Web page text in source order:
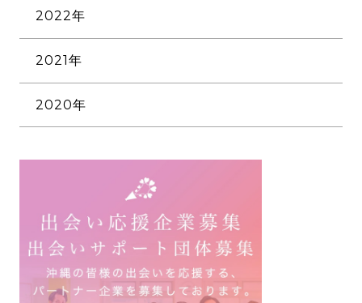
1月
12月
10月
8月
3月
2月
1月
2022年
12月
10月
5月
4月
3月
2月
2021年
12月
6月
5月
3月
2月
2020年